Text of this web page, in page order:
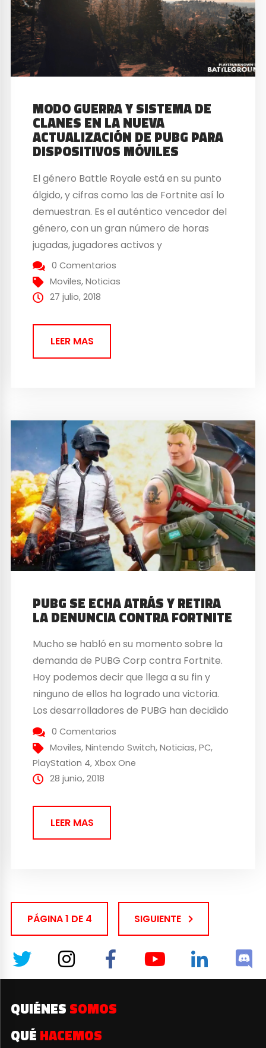
MODO GUERRA Y SISTEMA DE
CLANES EN LA NUEVA
ACTUALIZACIÓN DE PUBG PARA
DISPOSITIVOS MÓVILES
El género Battle Royale está en su punto
álgido, y cifras como las de Fortnite así lo
demuestran. Es el auténtico vencedor del
género, con un gran número de horas
jugadas, jugadores activos y
actualizaciones y desafíos periódicos.
Incluso ha traspasado las barreras del
juego y ha roto la cuarta pared o podría
0 Comentarios
Moviles,Noticias
27 julio, 2018
LEER MAS
PUBG SE ECHA ATRÁS Y RETIRA
LA DENUNCIA CONTRA FORTNITE
Mucho se habló en su momento sobre la
demanda de PUBG Corp contra Fortnite.
Hoy podemos decir que llega a su fin y
ninguno de ellos ha logrado una victoria.
Los desarrolladores de PUBG han decidido
retirar la demanda, poniendo fin al asunto.
PUBG retira la denuncia contra Fortnite
Las acusaciones de PUBG empezaron
mucho...
0 Comentarios
Moviles,Nintendo Switch,Noticias,PC,
PlayStation 4, Xbox One
28 junio, 2018
LEER MAS
PÁGINA 1 DE 4 SIGUIENTE
QUIÉNES SOMOS
QUÉ HACEMOS